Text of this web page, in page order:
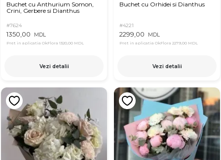
Buchet cu Anthurium Somon,
Crini, Gerbere si Dianthus
#7624
1350,00 MDL
Pret in aplicatia OkFlora 1320,00 MDL
Vezi detalii
Buchet cu Orhidei si Dianthus
#4221
2299,00 MDL
Pret in aplicatia OkFlora 2279,00 MDL
Vezi detalii